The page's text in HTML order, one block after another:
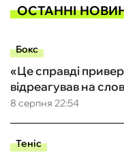
ОСТАННІ
Бокс
8 серпня 22:54
«Це справді
відреагував на
Теніс